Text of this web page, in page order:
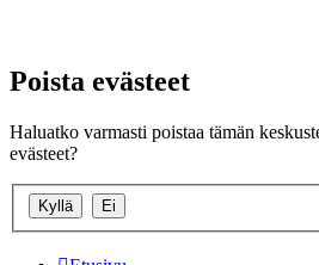
Poista evästeet
Haluatko varmasti poistaa tämän
evästeet?